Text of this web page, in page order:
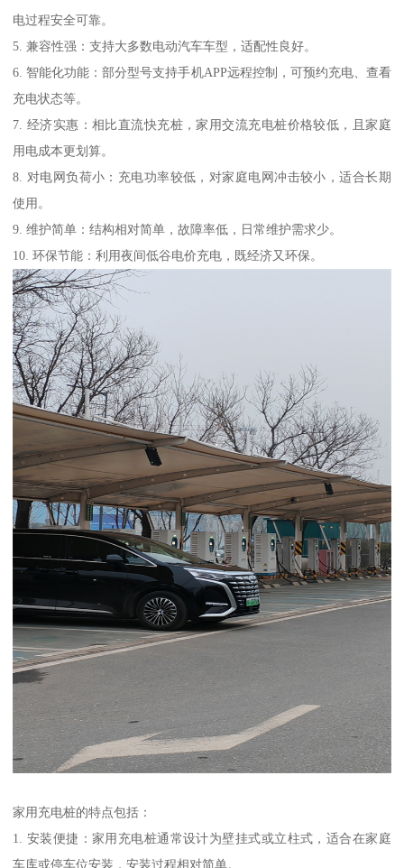
电过程安全可靠。
5. 兼容性强：支持大多数电动汽车车型，适配性良好。
6. 智能化功能：部分型号支持手机APP远程控制，可预约充电、查看
充电状态等。
7. 经济实惠：相比直流快充桩，家用交流充电桩价格较低，且家庭
用电成本更划算。
8. 对电网负荷小：充电功率较低，对家庭电网冲击较小，适合长期
使用。
9. 维护简单：结构相对简单，故障率低，日常维护需求少。
10. 环保节能：利用夜间低谷电价充电，既经济又环保。
家用充电桩的特点包括：
1. 安装便捷：家用充电桩通常设计为壁挂式或立柱式，适合在家庭
车库或停车位安装，安装过程相对简单。